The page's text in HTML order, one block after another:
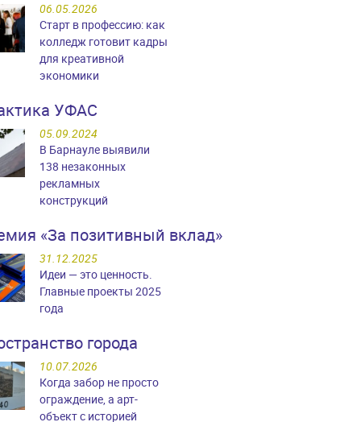
06.05.2026
Старт в профессию: как
колледж готовит кадры
для креативной
экономики
УФАС
05.09.2024
В Барнауле выявили
138 незаконных
рекламных
конструкций
«За позитивный вклад»
31.12.2025
Идеи — это ценность.
Главные проекты 2025
года
города
10.07.2026
Когда забор не просто
ограждение, а арт-
объект с историей